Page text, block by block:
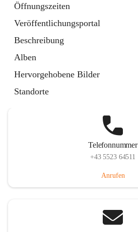
Öffnungszeiten
Veröffentlichungsportal
Beschreibung
Alben
Hervorgehobene Bilder
Standorte
Telefonnummer
+43 5523 64511
Anrufen